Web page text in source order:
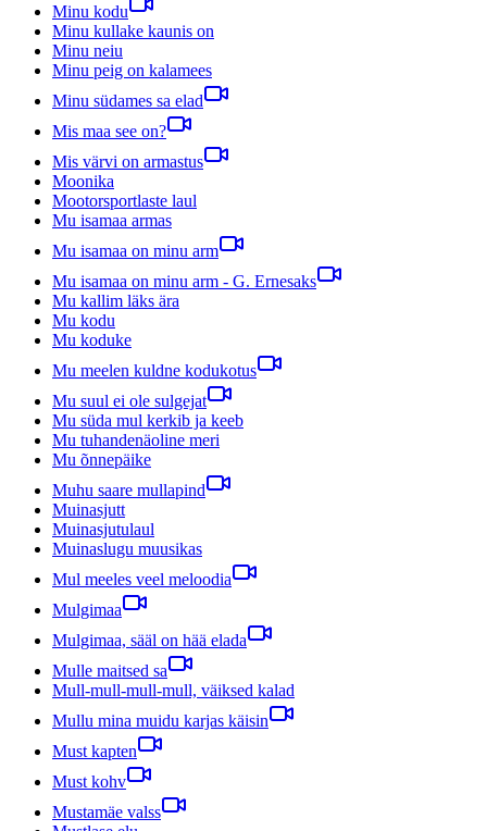
Minu kodu
Minu kullake kaunis on
Minu neiu
Minu peig on kalamees
Minu südames sa elad
Mis maa see on?
Mis värvi on armastus
Moonika
Mootorsportlaste laul
Mu isamaa armas
Mu isamaa on minu arm
Mu isamaa on minu arm - G. Ernesaks
Mu kallim läks ära
Mu kodu
Mu koduke
Mu meelen kuldne kodukotus
Mu suul ei ole sulgejat
Mu süda mul kerkib ja keeb
Mu tuhandenäoline meri
Mu õnnepäike
Muhu saare mullapind
Muinasjutt
Muinasjutulaul
Muinaslugu muusikas
Mul meeles veel meloodia
Mulgimaa
Mulgimaa, sääl on hää elada
Mulle maitsed sa
Mull-mull-mull-mull, väiksed kalad
Mullu mina muidu karjas käisin
Must kapten
Must kohv
Mustamäe valss